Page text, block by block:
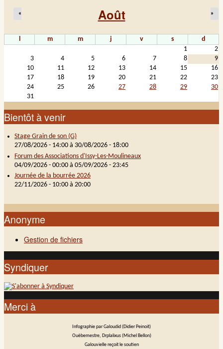
Août
« »
m m j v s
d
1
2
3
4 5 6 7 8
9
10
11 12 13 14 15
16
17
18 19 20 21 22
23
24
25 26 27 28 29
30
31
Bientôt à venir
Stage Grain de son (G)
27/08/2026 - 14:00 à 30/08/2026 - 18:00
Forum des Associations d'Issy-Les-Moulineaux
04/09/2026 - 00:00 à 05/09/2026 - 23:45
Journée de la bourrée 2026
22/11/2026 - 10:00 à 20:00
Anonyme
Gestion de fichiers
Syndiquer
Merci à
Infographie par Galoudid (Didier Peinoit)
Ouèbemestre, Drplalixus (Michel Bellon)
Galouvielle reçoit le soutien